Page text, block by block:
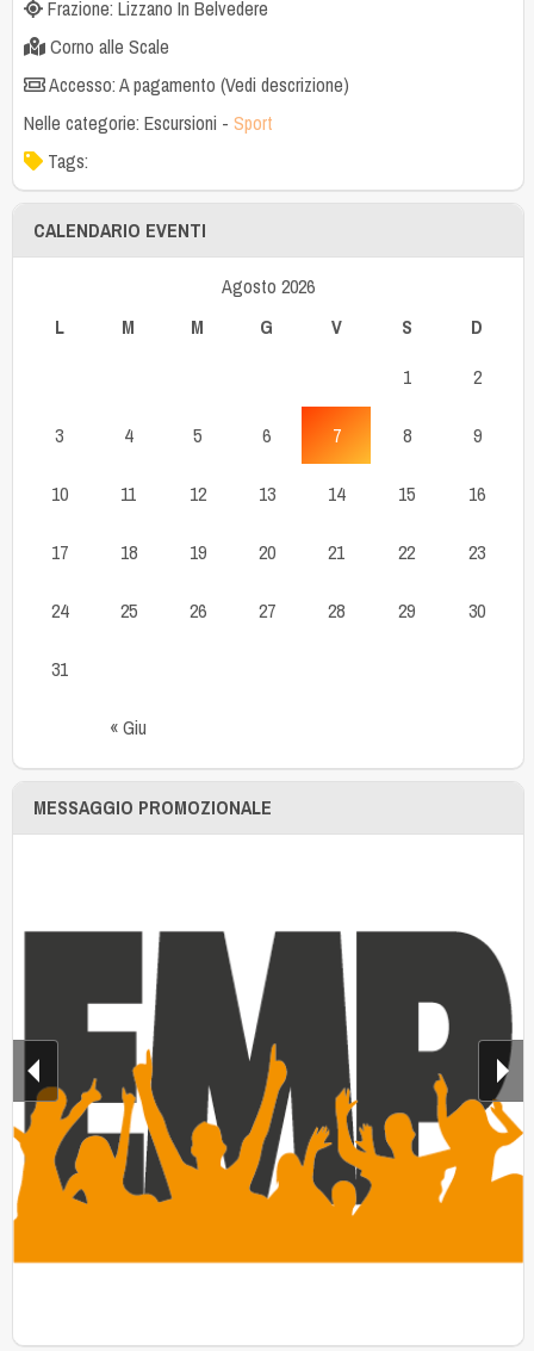
Frazione: Lizzano In Belvedere
Corno alle Scale
Accesso: A pagamento (Vedi descrizione)
Nelle categorie: Escursioni - Sport
Tags:
CALENDARIO EVENTI
Agosto 2026
L
M M G V S D
« Giu
1 2
3 4 5 6 7 8 9
10 11 12 13 14 15 16
17 18 19 20 21 22 23
24 25 26 27 28 29 30
31
MESSAGGIO PROMOZIONALE